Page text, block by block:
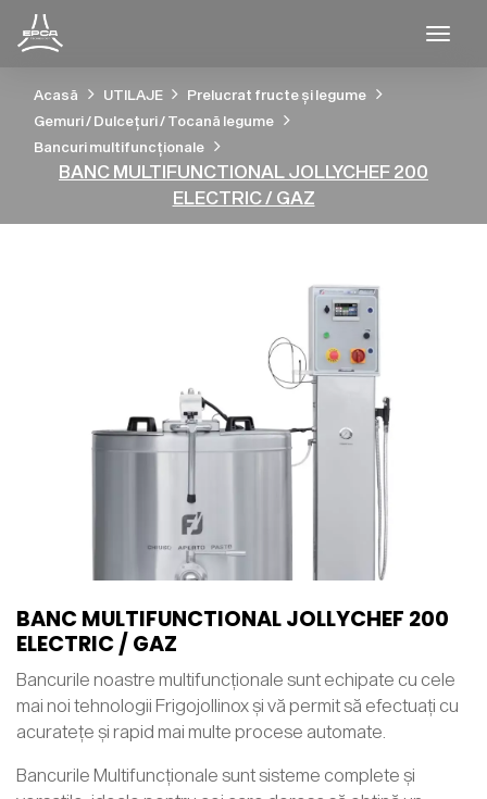
Acasă UTILAJE
Prelucrat fructe și legume
Gemuri / Dulcețuri / Tocană legume
Bancuri multifuncționale
BANC MULTIFUNCTIONAL JOLLYCHEF 200
ELECTRIC / GAZ
BANC MULTIFUNCTIONAL JOLLYCHEF 200
ELECTRIC / GAZ
Bancurile noastre multifuncționale sunt echipate cu cele
mai noi tehnologii Frigojollinox și vă permit să efectuați cu
acuratețe și rapid mai multe procese automate.
Bancurile Multifuncționale sunt sisteme complete și